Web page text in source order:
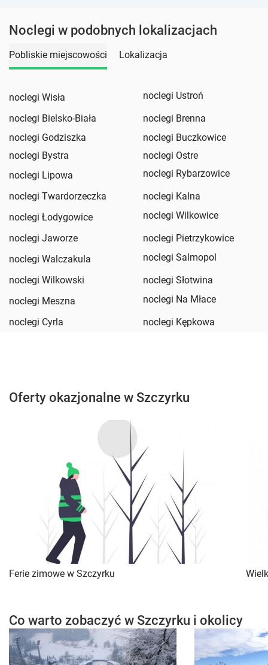
Noclegi w podobnych lokalizacjach
Pobliskie miejscowości Lokalizacja
noclegi Wisła
noclegi Ustroń
noclegi Bielsko-Biała
noclegi Brenna
noclegi Godziszka
noclegi Buczkowice
noclegi Bystra
noclegi Ostre
noclegi Lipowa
noclegi Rybarzowice
noclegi Twardorzeczka
noclegi Kalna
noclegi Łodygowice
noclegi Wilkowice
noclegi Jaworze
noclegi Pietrzykowice
noclegi Walczakula
noclegi Salmopol
noclegi Wilkowski
noclegi Słotwina
noclegi Meszna
noclegi Na Młace
noclegi Cyrla
noclegi Kępkowa
Oferty okazjonalne w Szczyrku
Ferie zimowe w Szczyrku
Co warto zobaczyć w Szczyrku i okolicy